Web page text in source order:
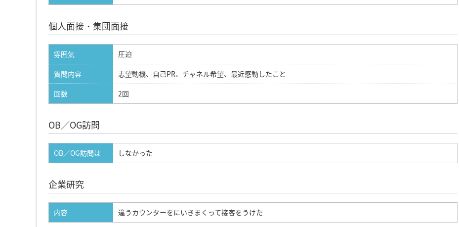
個人面接・集団面接
雰囲気
圧迫
質問内容
志望動機、自己PR、チャネル希望、最近感動したこと
回数
2回
OB／OG訪問
OB／OG訪問は しなかった
企業研究
内容 違うカウンターをにいきまくって接客をうけた